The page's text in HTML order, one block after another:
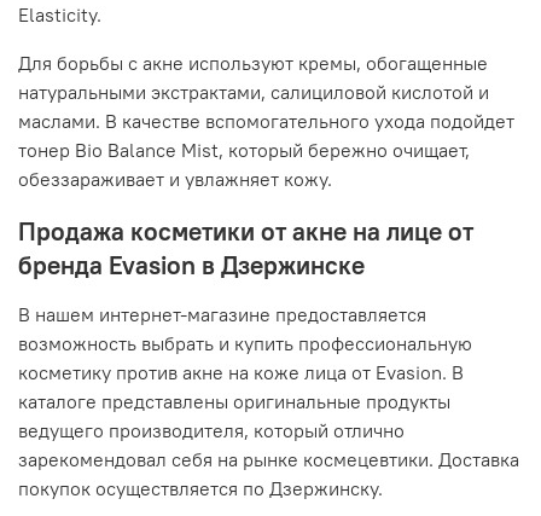
Elasticity.
Для борьбы с акне используют кремы, обогащенные
натуральными экстрактами, салициловой кислотой и
маслами. В качестве вспомогательного ухода подойдет
тонер Bio Balance Mist, который бережно очищает,
обеззараживает и увлажняет кожу.
Продажа косметики от акне на лице от
бренда Evasion в Дзержинске
В нашем интернет-магазине предоставляется
возможность выбрать и купить профессиональную
косметику против акне на коже лица от Evasion. В
каталоге представлены оригинальные продукты
ведущего производителя, который отлично
зарекомендовал себя на рынке космецевтики. Доставка
покупок осуществляется по Дзержинску.